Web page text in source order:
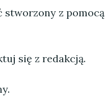
stworzony z pomocą
się z redakcją.